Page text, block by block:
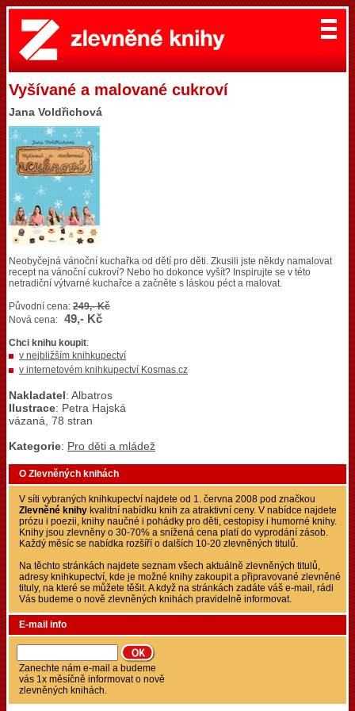
Vyšívané a malované cukroví
Jana Voldřichová
Neobyčejná vánoční kuchařka od dětí pro děti. Zkusili jste někdy namalovat
recept na vánoční cukroví? Nebo ho dokonce vyšít? Inspirujte se v této
netradiční výtvarné kuchařce a začněte s láskou péct a malovat.
Původní cena: 249,- Kč
Nová cena: 49,- Kč
Chci knihu koupit:
v nejbližším knihkupectví
v internetovém knihkupectví Kosmas.cz
Nakladatel: Albatros
Ilustrace: Petra Hajská
vázaná, 78 stran
Kategorie: Pro děti a mládež
O Zlevněných knihách
V síti vybraných knihkupectví najdete od 1. června 2008 pod značkou
Zlevněné knihy kvalitní nabídku knih za atraktivní ceny. V nabídce najdete
prózu i poezii, knihy naučné i pohádky pro děti, cestopisy i humorné knihy.
Knihy jsou zlevněny o 30-70% a snížená cena platí do vyprodání zásob.
Každý měsíc se nabídka rozšíří o dalších 10-20 zlevněných titulů.
Na těchto stránkách najdete seznam všech aktuálně zlevněných titulů,
adresy knihkupectví, kde je možné knihy zakoupit a připravované zlevněné
tituly, na které se můžete těšit. A když na stránkách zadáte váš e-mail, rádi
Vás budeme o nově zlevněných knihách pravidelně informovat.
E-mail info
Zanechte nám e-mail a budeme
vás 1x měsíčně informovat o nově
zlevněných knihách.